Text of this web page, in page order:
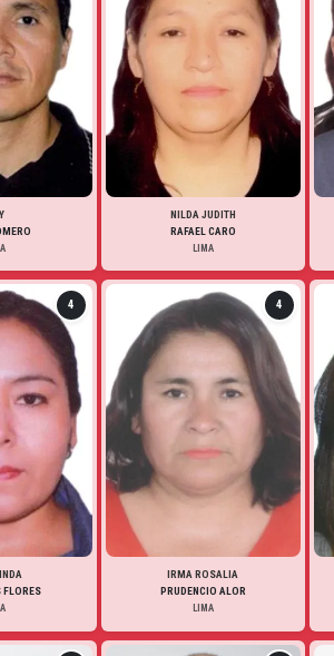
NILDA JUDITH
RAFAEL CARO
LIMA
4
FLORES
4
IRMA ROSALIA
PRUDENCIO ALOR
LIMA